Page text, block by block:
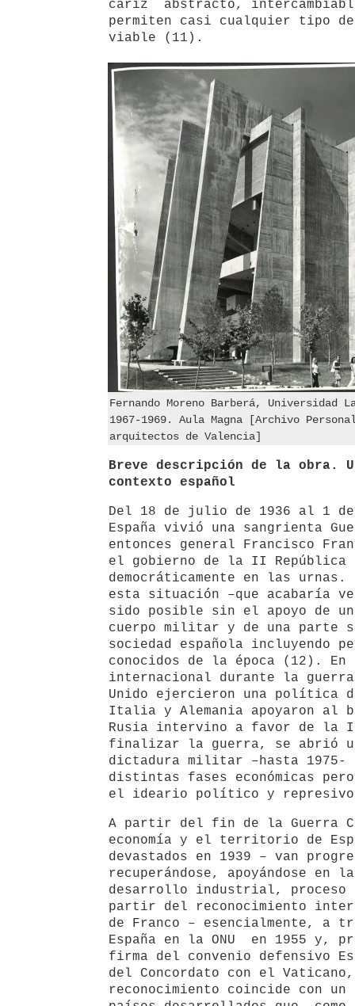
cariz abstracto,
permiten casi cualquier tipo
viable (11).
Fernando Moreno Barberá, Universidad
1967-1969. Aula Magna [Archivo
arquitectos de Valencia]
Breve descripción de la obra.
contexto español
Del 18 de julio de 1936 al 1
España vivió una sangrienta
entonces general Francisco
el gobierno de la II República
democráticamente en las urnas.
esta situación –que acabaría
sido posible sin el apoyo de
cuerpo militar y de una parte
sociedad española incluyendo
conocidos de la época (12).
internacional durante la
Unido ejercieron una política
Italia y Alemania apoyaron al
Rusia intervino a favor de la
finalizar la guerra, se abrió
dictadura militar –hasta 1975-
distintas fases económicas pero
el ideario político y
A partir del fin de la Guerra
economía y el territorio de
devastados en 1939 – van
recuperándose, apoyándose en
desarrollo industrial, proceso
partir del reconocimiento
de Franco – esencialmente, a
España en la ONU en 1955 y,
firma del convenio defensivo
del Concordato con el Vaticano,
reconocimiento coincide con un